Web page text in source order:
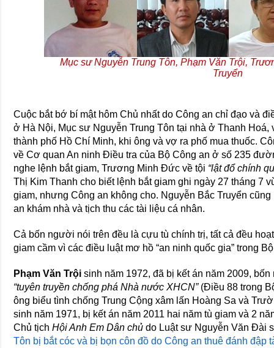
Mục sư Nguyễn Trung Tôn, Phạm Văn Trội,
Truyển
Cuộc bắt bớ bí mật hôm Chủ nhất do Công an chỉ đạo và
ở Hà Nội, Mục sư Nguyễn Trung Tôn tại nhà ở Thanh
thành phố Hồ Chí Minh, khi ông và vợ ra phố mua thuốc.
về Cơ quan An ninh Điều tra của Bộ Công an ở số 235
nghe lệnh bắt giam, Trương Minh Đức về tội “lật đổ chính
Thị Kim Thanh cho biết lệnh bắt giam ghi ngày 27 tháng 7
giam, nhưng Công an không cho. Nguyễn Bắc Truyển
an khám nhà và tịch thu các tài liệu cá nhân.
Cả bốn người nói trên đều là cựu tù chính trị, tất cả đều
giam cầm vì các điều luật mơ hồ “an ninh quốc gia” trong
Phạm Văn Trội sinh năm 1972, đã bị kết án năm 2009,
“tuyên truyền chống phá Nhà nước XHCN”(Điều 88 trong
ông biểu tình chống Trung Cộng xâm lấn Hoàng Sa và
sinh năm 1971, bị kết án năm 2011 hai năm tù giam và 2
Chủ tịchHội Anh Em Dân chủdo Luật sư Nguyễn Văn Đài
Tôn bị bắt cóc và bị bọn côn đồ do Công an thuê đánh đập